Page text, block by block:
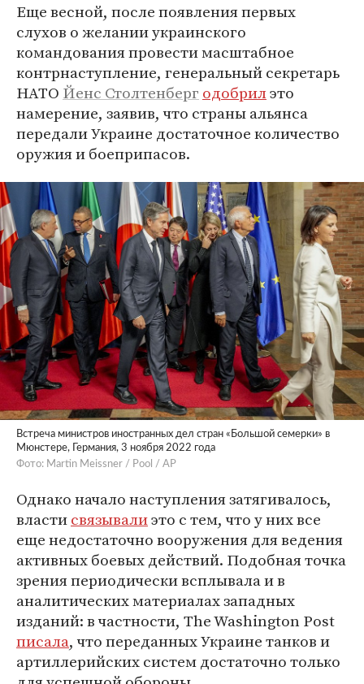
Еще весной, после появления первых
слухов о желании украинского
командования провести масштабное
контрнаступление, генеральный секретарь
НАТО Йенс Столтенберг одобрилэто
намерение, заявив, что страны альянса
передали Украине достаточное количество
оружия и боеприпасов.
Встреча министров иностранных дел стран «Большой семерки» в
Мюнстере, Германия, 3 ноября 2022 года
Фото: Martin Meissner / Pool / AP
Однако начало наступления затягивалось,
властисвязывалиэто с тем, что у них все
еще недостаточно вооружения для ведения
активных боевых действий. Подобная точка
зрения периодически всплывала и в
аналитических материалах западных
изданий: в частности, The Washington Post
писала, что переданных Украине танков и
артиллерийских систем достаточно только